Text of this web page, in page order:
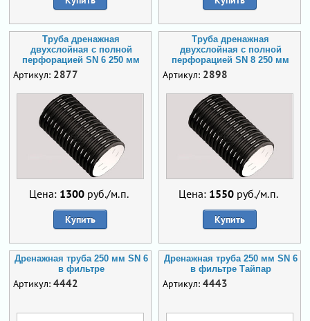
Труба дренажная
двухслойная с полной
перфорацией SN 6 250 мм
Артикул: 2877
Цена: 1300руб./м.п.
Купить
Труба дренажная
двухслойная с полной
перфорацией SN 8 250 мм
Артикул: 2898
Цена: 1550руб./м.п.
Купить
Дренажная труба 250 мм SN 6
в фильтре
Артикул: 4442
Дренажная труба 250 мм SN 6
в фильтре Тайпар
Артикул: 4443